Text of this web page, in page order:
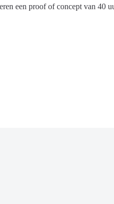
een proof of concept van 40